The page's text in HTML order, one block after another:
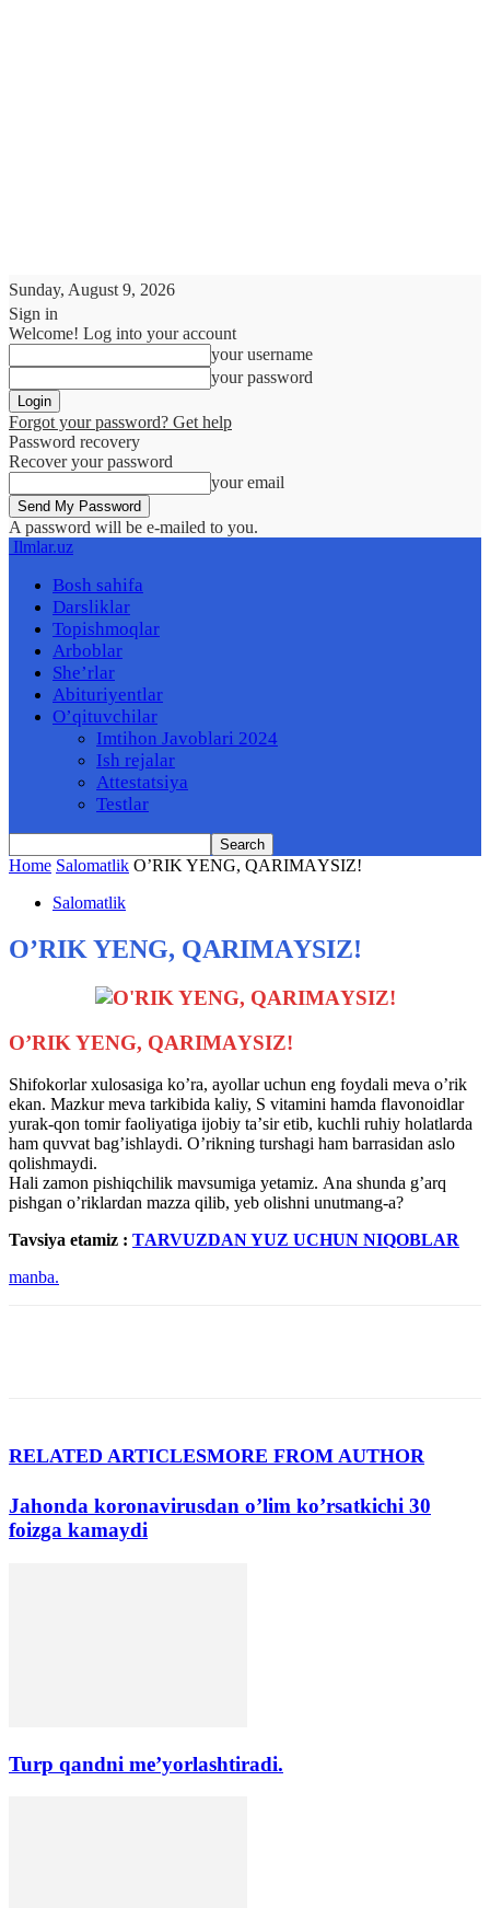
Sunday, August 9, 2026
Sign in
Welcome! Log into your account
your username
your password
Forgot your password? Get help
Password recovery
Recover your password
your email
A password will be e-mailed to you.
Ilmlar.uz
Bosh sahifa
Darsliklar
Topishmoqlar
Arboblar
She’rlar
Abituriyentlar
O’qituvchilar
Imtihon Javoblari 2024
Ish rejalar
Attestatsiya
Testlar
Home Salomatlik O’RIK YENG, QАRIMАYSIZ!
Salomatlik
O’RIK YENG, QАRIMАYSIZ!
O’RIK YENG, QАRIMАYSIZ!
Shifokorlar xulosasiga koʼra, ayollar uchun eng foydali meva oʼrik
ekan. Mazkur meva tarkibida kaliy, S vitamini hamda flavonoidlar
yurak-qon tomir faoliyatiga ijobiy taʼsir etib, kuchli ruhiy holatlarda
ham quvvat bagʼishlaydi. Oʼrikning turshagi ham barrasidan aslo
qolishmaydi.
Hali zamon pishiqchilik mavsumiga yetamiz. Аna shunda gʼarq
pishgan oʼriklardan mazza qilib, yeb olishni unutmang-a?
Tavsiya etamiz : TАRVUZDАN YUZ UCHUN NIQOBLАR
manba.
RELATED ARTICLESMORE FROM AUTHOR
Jahonda koronavirusdan o’lim koʼrsatkichi 30
foizga kamaydi
Turp qandni me’yorlashtiradi.